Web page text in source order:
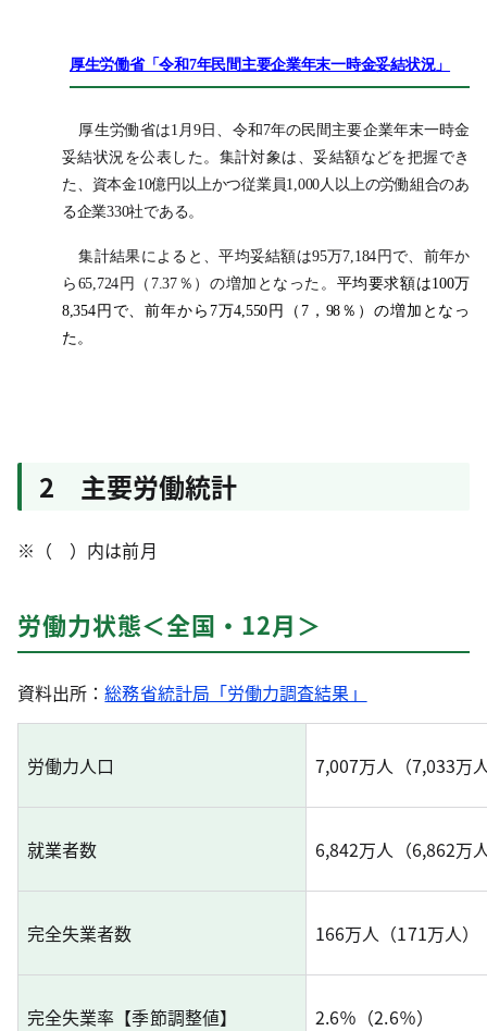
厚生労働省「令和7年民間主要企業年末一時金妥結状況」
厚生労働省は1月9日、令和7年の民間主要企業年末一時金
妥結状況を公表した。集計対象は、妥結額などを把握でき
た、資本金10億円以上かつ従業員1,000人以上の労働組合のあ
る企業330社である。
集計結果によると、平均妥結額は95万7,184円で、前年か
ら65,724円（7.37％）の増加となった。 平均要求額は100万
8,354円で、前年から7万4,550円（7，98％）の増加となっ
た。
2 主要労働統計
※（ ）内は前月
労働力状態＜全国・12月＞
資料出所：総務省統計局「労働力調査結果」
労働力人口 7,007万人（7,033万
就業者数 6,842万人（6,862万
完全失業者数 166万人（171万人
完全失業率【季節調整値】 2.6％（2.6％）